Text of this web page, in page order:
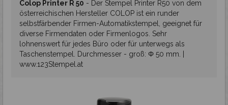
Ziffernstempel mit Text Colop Printer
Datumstempel mit Text Colop Printer
Professionelle Stempel
Colop Printer R 50 - Der Stempel Printer R50 von dem
österreichischen Hersteller COLOP ist ein runder
selbstfärbender Firmen-Automatikstempel, geeignet für
diverse Firmendaten oder Firmenlogos. Sehr
lohnenswert für jedes Büro oder für unterwegs als
Taschenstempel. Durchmesser - groß: Φ 50 mm. |
www.123Stempel.at